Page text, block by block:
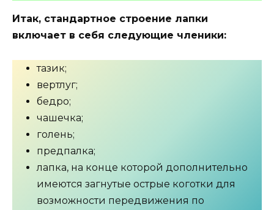
Итак, стандартное строение лапки
включает в себя следующие членики:
тазик;
вертлуг;
бедро;
чашечка;
голень;
предпалка;
лапка, на конце которой дополнительно
имеются загнутые острые коготки для
возможности передвижения по